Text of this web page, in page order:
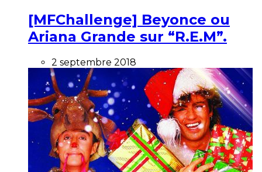
[MFChallenge] Beyonce ou
Ariana Grande sur “R.E.M”.
2 septembre 2018